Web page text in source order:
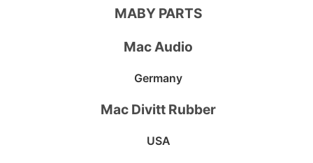
MABY PARTS
Mac Audio
Germany
Mac Divitt Rubber
USA